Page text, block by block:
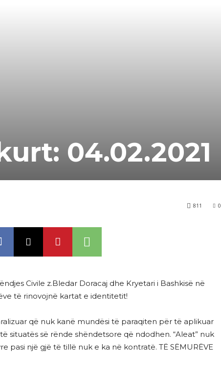
04.02.2021
0
811
Civile z.Bledar Doracaj dhe Kryetari i Bashkisë në
të rinovojnë kartat e identitetit!
që nuk kanë mundësi të paraqiten për të aplikuar
situatës së rënde shëndetsore që ndodhen. “Aleat” nuk
pasi një gjë të tillë nuk e ka në kontratë. TË SËMURËVE